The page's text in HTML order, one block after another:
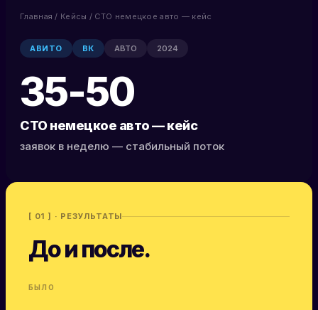
Главная / Кейсы / СТО немецкое авто — кейс
АВИТО ВК АВТО 2024
35-50
СТО немецкое авто — кейс
заявок в неделю — стабильный поток
[ 01 ] · РЕЗУЛЬТАТЫ
До и после.
БЫЛО